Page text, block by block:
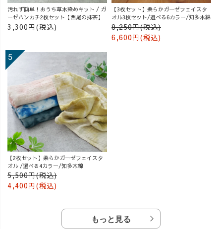
汚れず簡単！おうち草木染めキット / ガ
ーゼハンカチ2枚セット【西尾の抹茶】
3,300円(税込)
【3枚セット】柔らかガーゼフェイスタ
オル3枚セット/選べる6カラー/知多木綿
8,250円(税込)
6,600円(税込)
【2枚セット】柔らかガーゼフェイスタ
オル /選べる4カラー/知多木綿
5,500円(税込)
4,400円(税込)
もっと見る